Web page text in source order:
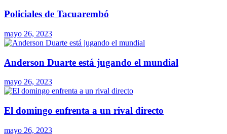
Policiales de Tacuarembó
mayo 26, 2023
Anderson Duarte está jugando el mundial
mayo 26, 2023
El domingo enfrenta a un rival directo
mayo 26, 2023